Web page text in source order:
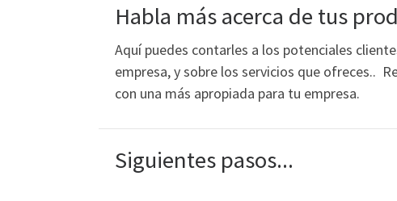
Habla más acerca de tus
Aquí puedes contarles a los potenciales
empresa, y sobre los servicios que ofreces..
con una más apropiada para tu empresa.
Siguientes pasos...